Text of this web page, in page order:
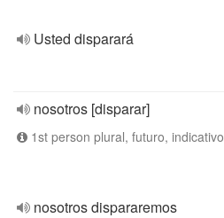
Usted disparará
nosotros [disparar]
1st person plural, futuro, indicativo
nosotros dispararemos